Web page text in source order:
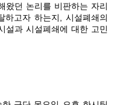
왔던 논리를 비판하는 자리
하고자 하는지, 시설폐쇄의
설과 시설폐쇄에 대한 고민